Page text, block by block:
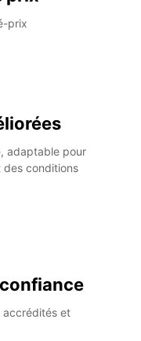
prix
adaptable pour
des conditions
accrédités et